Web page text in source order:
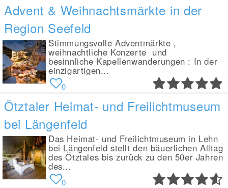
Advent & Weihnachtsmärkte in der
Region Seefeld
Stimmungsvolle Adventmärkte ,
weihnachtliche Konzerte und
besinnliche Kapellenwanderungen : In der
einzigartigen...
0
Ötztaler Heimat- und Freilichtmuseum
bei Längenfeld
Das Heimat- und Freilichtmuseum in Lehn
bei Längenfeld stellt den bäuerlichen Alltag
des Ötztales bis zurück zu den 50er Jahren
des...
0